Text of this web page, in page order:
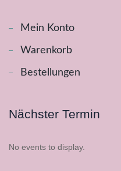
Mein Konto
Warenkorb
Bestellungen
Nächster Termin
No events to display.